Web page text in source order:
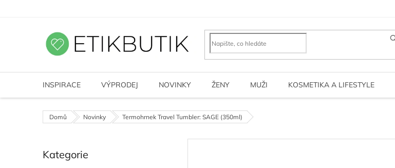
INSPIRACE VÝPRODEJ NOVINKY ŽENY MUŽI KOSMETIKA A LIFESTYLE
Domů Novinky Termohrnek Travel Tumbler: SAGE (350ml)
o
Přeskočit
kategorie
Kategorie